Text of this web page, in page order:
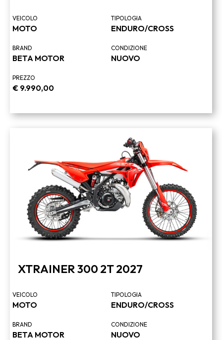
VEICOLO
MOTO
TIPOLOGIA
ENDURO/CROSS
BRAND
BETA MOTOR
CONDIZIONE
NUOVO
PREZZO
€ 9.990,00
XTRAINER 300 2T 2027
VEICOLO
MOTO
TIPOLOGIA
ENDURO/CROSS
BRAND
BETA MOTOR
CONDIZIONE
NUOVO